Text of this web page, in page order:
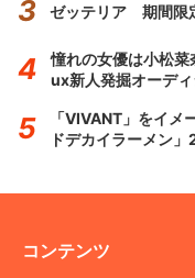
ゼッテリア 期間限
憧れの女優は小松
ux新人発掘オーデ
「VIVANT」をイ
ドデカイラーメン」
コンテンツ